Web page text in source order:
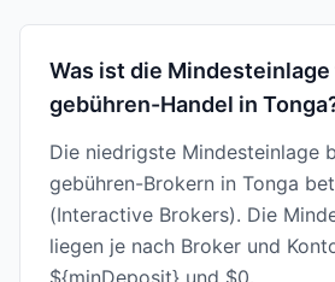
Was ist die
gebühren-Handel in
Die niedrigste Mindesteinlage
gebühren-Brokern in Tonga
(Interactive Brokers). Die
liegen je nach Broker und
${minDeposit} und $0.